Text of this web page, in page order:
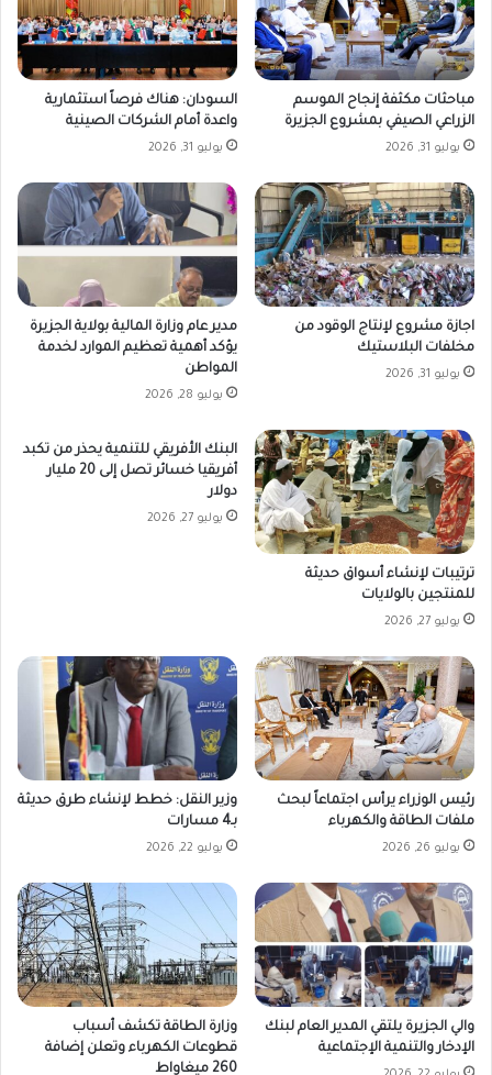
مباحثات مكثفة إنجاح الموسم
الزراعي الصيفي بمشروع الجزيرة
يوليو 31, 2026
السودان: هناك فرصاً استثمارية
واعدة أمام الشركات الصينية
يوليو 31, 2026
اجازة مشروع لإنتاج الوقود من
مخلفات البلاستيك
يوليو 31, 2026
مدير عام وزارة المالية بولاية الجزيرة
يؤكد أهمية تعظيم الموارد لخدمة
المواطن
يوليو 28, 2026
ترتيبات لإنشاء أسواق حديثة
للمنتجين بالولايات
يوليو 27, 2026
البنك الأفريقي للتنمية يحذر من تكبد
أفريقيا خسائر تصل إلى 20 مليار
دولار
يوليو 27, 2026
رئيس الوزراء يرأس اجتماعاً لبحث
ملفات الطاقة والكهرباء
يوليو 26, 2026
وزير النقل: خطط لإنشاء طرق حديثة
بـ4 مسارات
يوليو 22, 2026
والي الجزيرة يلتقي المدير العام لبنك
الإدخار والتنمية الإجتماعية
وزارة الطاقة تكشف أسباب
قطوعات الكهرباء وتعلن إضافة
260 ميغاواط